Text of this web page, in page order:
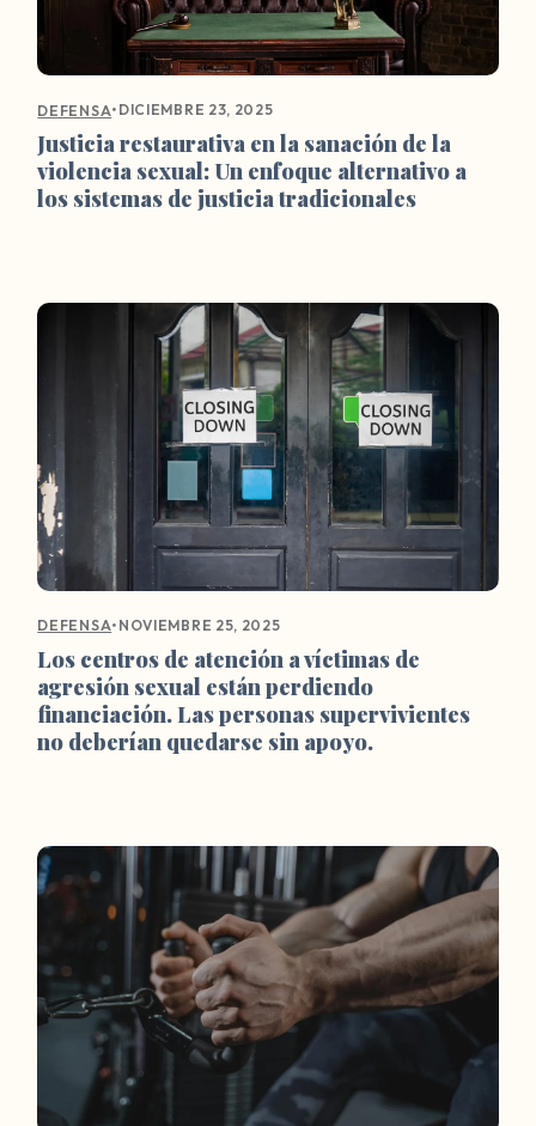
DEFENSA• DICIEMBRE 23, 2025
Justicia restaurativa en la sanación de la
violencia sexual: Un enfoque alternativo a
los sistemas de justicia tradicionales
DEFENSA• NOVIEMBRE 25, 2025
Los centros de atención a víctimas de
agresión sexual están perdiendo
financiación. Las personas supervivientes
no deberían quedarse sin apoyo.